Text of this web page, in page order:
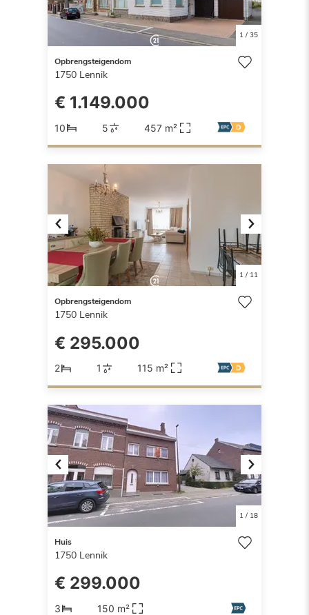
1/ 35
Opbrengsteigendom
1750 Lennik
€ 1.149.000
10 5 457 m²
Previous Next
1/ 11
Opbrengsteigendom
1750 Lennik
€ 295.000
2 1 115 m²
Previous Next
1/ 18
Huis
1750 Lennik
€ 299.000
3 150 m²